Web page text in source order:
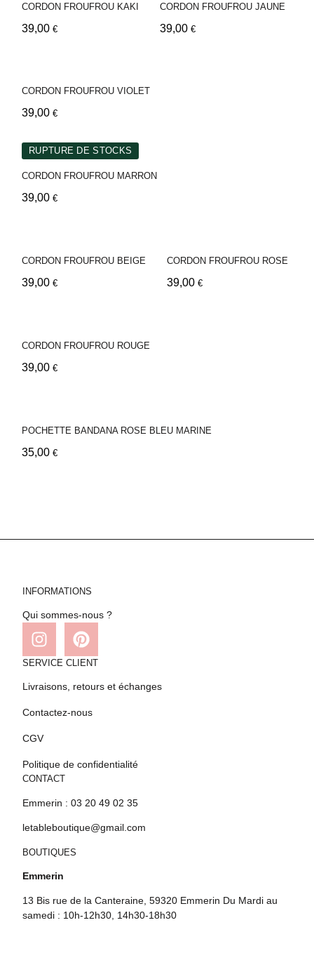
CORDON FROUFROU KAKI
39,00 €
CORDON FROUFROU JAUNE
39,00 €
CORDON FROUFROU VIOLET
39,00 €
RUPTURE DE STOCKS
CORDON FROUFROU MARRON
39,00 €
CORDON FROUFROU BEIGE
39,00 €
CORDON FROUFROU ROSE
39,00 €
CORDON FROUFROU ROUGE
39,00 €
POCHETTE BANDANA ROSE BLEU MARINE
35,00 €
INFORMATIONS
Qui sommes-nous ?
SERVICE CLIENT
Livraisons, retours et échanges
Contactez-nous
CGV
Politique de confidentialité
CONTACT
Emmerin : 03 20 49 02 35
letableboutique@gmail.com
BOUTIQUES
Emmerin
13 Bis rue de la Canteraine, 59320 Emmerin Du Mardi au
samedi : 10h-12h30, 14h30-18h30